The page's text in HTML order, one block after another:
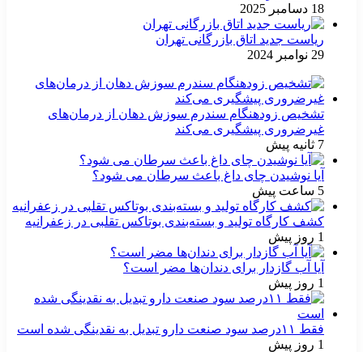
18 دسامبر 2025
ریاست جدید اتاق بازرگانی تهران
29 نوامبر 2024
تشخیص زودهنگام سندرم سوزش دهان از درمان‌های
غیرضروری پیشگیری می‌کند
7 ثانیه پیش
آیا نوشیدن چای داغ باعث سرطان می شود؟
5 ساعت پیش
کشف کارگاه تولید و بسته‌بندی بوتاکس تقلبی در زعفرانیه
1 روز پیش
آیا آب گازدار برای دندان‌ها مضر است؟
1 روز پیش
فقط ۱۱‌درصد سود صنعت دارو تبدیل به نقدینگی شده است
1 روز پیش